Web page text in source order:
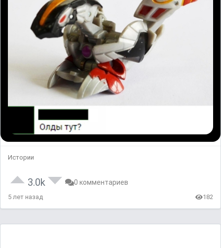
Истории
3.0k 0 комментариев
5 лет назад 182